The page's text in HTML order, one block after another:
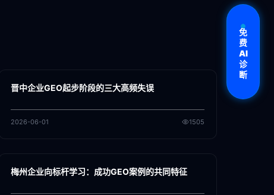
GEO
晋中企业GEO起步阶段的三大高频失误
2026-06-01 1505
GEO
梅州企业向标杆学习：成功GEO案例的共同特征
免
费
AI
诊
断